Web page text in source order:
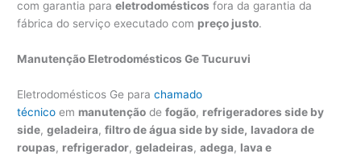
com garantia paraeletrodomésticos fora da garantia da
fábrica do serviço executado com preço justo.
Manutenção Eletrodomésticos Ge Tucuruvi
Eletrodomésticos Ge parachamado
técnico em manutenção defogão, refrigeradores side by
side,geladeira,filtro de água side by side, lavadora de
roupas, refrigerador,geladeiras,adega, lava e